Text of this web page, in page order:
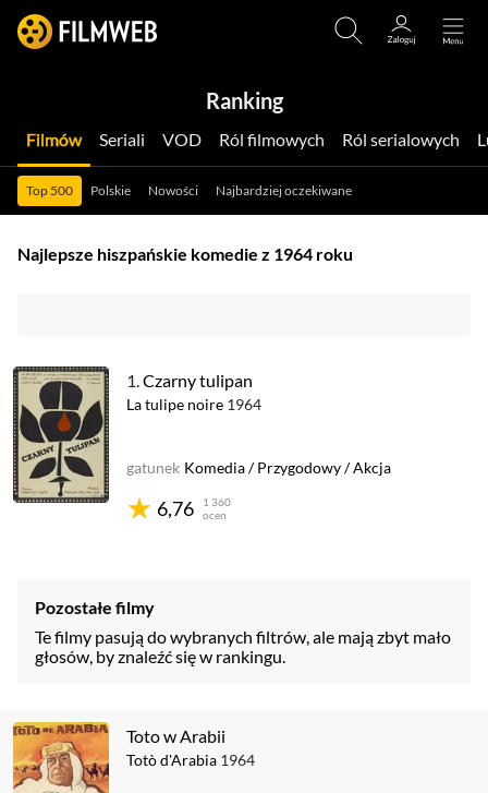
Ranking
Filmów Seriali VOD Ról filmowych Ról serialowych
Top 500 Polskie Nowości Najbardziej oczekiwane
Najlepsze hiszpańskie komedie z 1964 roku
1.Czarny tulipan
La tulipe noire 1964
6,76
1 360
ocen
gatunek Komedia/Przygodowy/Akcja
Pozostałe filmy
Te filmy pasują do wybranych filtrów, ale mają zbyt mało
głosów, by znaleźć się w rankingu.
Toto w Arabii
Totò d'Arabia 1964